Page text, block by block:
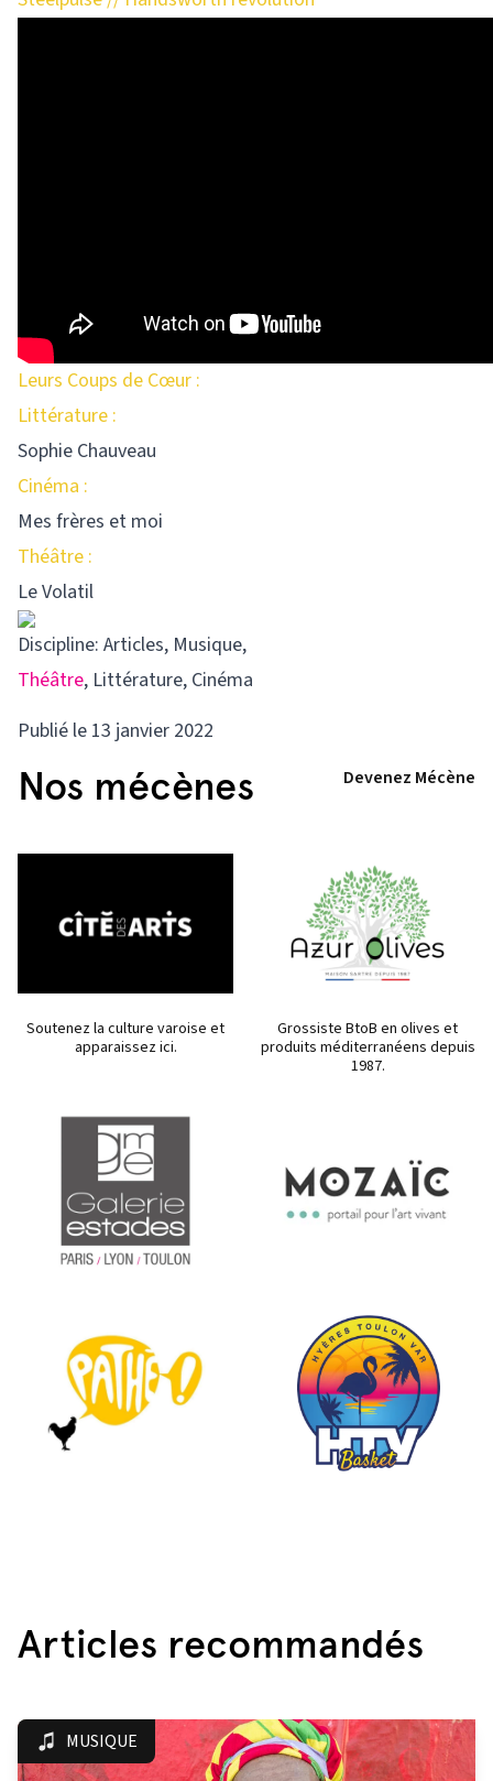
Leurs Coups de Cœur :
Littérature :
Sophie Chauveau
Cinéma :
Mes frères et moi
Théâtre :
Le Volatil
Discipline: Articles, Musique,
Théâtre, Littérature, Cinéma
Publié le 13 janvier 2022
Nos mécènes Devenez Mécène
Soutenez la culture varoise et
apparaissez ici.
Grossiste BtoB en olives et
produits méditerranéens depuis
1987.
Articles recommandés
MUSIQUE